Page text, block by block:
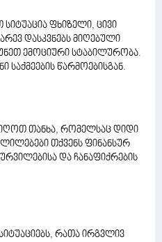
სიტუაცია ფხიზელი, ცივი
დასკვნებს მიღებული
ემოციური სტაბილურობა.
საქმეების წარმოებისგან.
თანხა, რომელსაც დიდი
თქვენს ფინანსურ
და ჩანაფიქრების
რათა ირგვლივ